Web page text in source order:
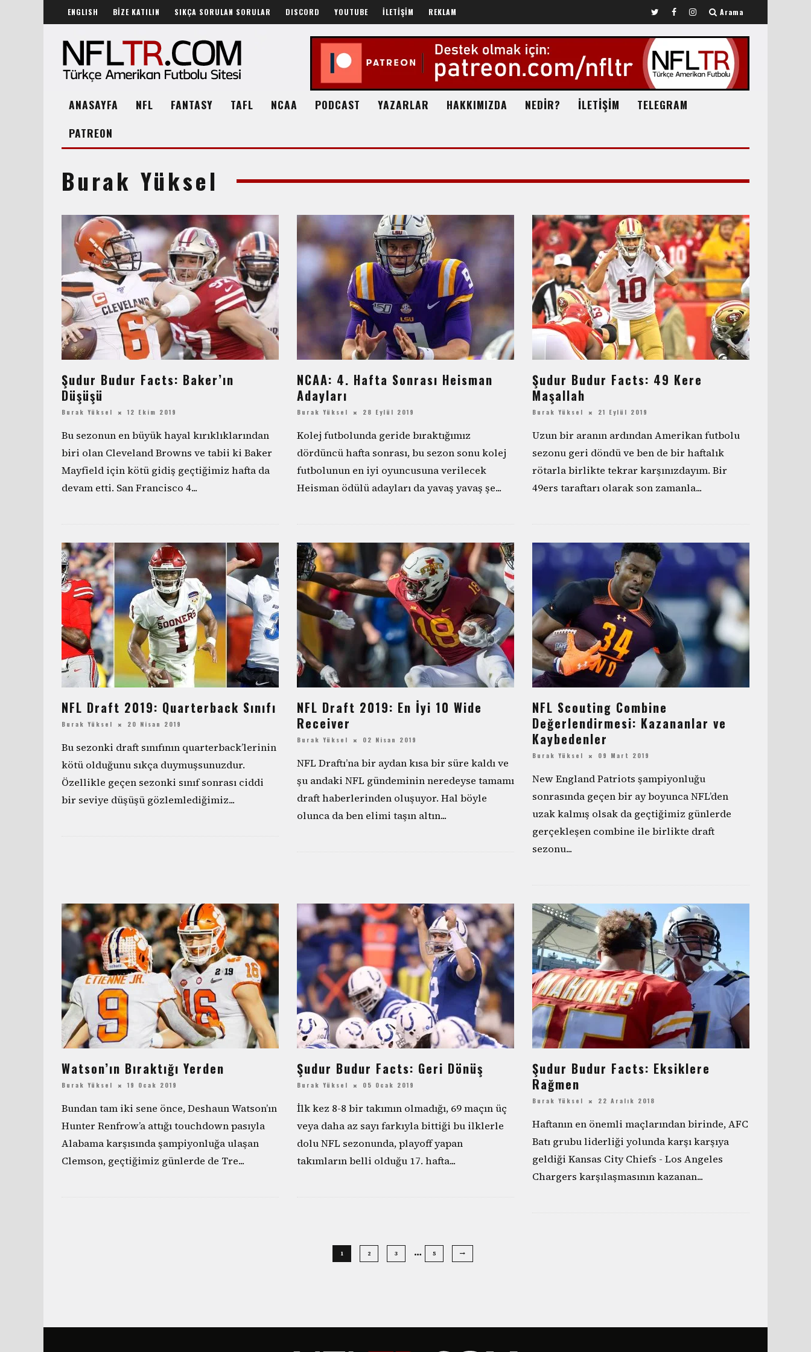
ENGLISH BİZE KATILIN SIKÇA SORULAN SORULAR DISCORD YOUTUBE İLETİŞİM REKLAM Arama
ANASAYFA NFL FANTASY TAFL NCAA PODCAST YAZARLAR HAKKIMIZDA NEDİR? İLETİŞİM
TELEGRAM
PATREON
Burak Yüksel
Şudur Budur Facts: Baker’ın
Düşüşü
Burak Yüksel 12 Ekim 2019
Bu sezonun en büyük hayal kırıklıklarından
biri olan Cleveland Browns ve tabii ki Baker
Mayfield için kötü gidiş geçtiğimiz hafta da
devam etti. San Francisco 4...
NCAA: 4. Hafta Sonrası Heisman
Adayları
Burak Yüksel 28 Eylül 2019
Kolej futbolunda geride bıraktığımız
dördüncü hafta sonrası, bu sezon sonu kolej
futbolunun en iyi oyuncusuna verilecek
Heisman ödülü adayları da yavaş yavaş şe...
Şudur Budur Facts: 49 Kere
Maşallah
Burak Yüksel 21 Eylül 2019
Uzun bir aranın ardından Amerikan futbolu
sezonu geri döndü ve ben de bir haftalık
rötarla birlikte tekrar karşınızdayım. Bir
49ers taraftarı olarak son zamanla...
NFL Draft 2019: Quarterback Sınıfı
Burak Yüksel 20 Nisan 2019
Bu sezonki draft sınıfının quarterback’lerinin
kötü olduğunu sıkça duymuşsunuzdur.
Özellikle geçen sezonki sınıf sonrası ciddi
bir seviye düşüşü gözlemlediğimiz...
NFL Draft 2019: En İyi 10 Wide
Receiver
Burak Yüksel 02 Nisan 2019
NFL Draftı’na bir aydan kısa bir süre kaldı ve
şu andaki NFL gündeminin neredeyse tamamı
draft haberlerinden oluşuyor. Hal böyle
olunca da ben elimi taşın altın...
NFL Scouting Combine
Değerlendirmesi: Kazananlar ve
Kaybedenler
Burak Yüksel 09 Mart 2019
New England Patriots şampiyonluğu
sonrasında geçen bir ay boyunca NFL’den
uzak kalmış olsak da geçtiğimiz günlerde
gerçekleşen combine ile birlikte draft
sezonu...
Watson’ın Bıraktığı Yerden
Burak Yüksel 19 Ocak 2019
Bundan tam iki sene önce, Deshaun Watson’ın
Hunter Renfrow’a attığı touchdown pasıyla
Alabama karşısında şampiyonluğa ulaşan
Clemson, geçtiğimiz günlerde de Tre...
Şudur Budur Facts: Geri Dönüş
Burak Yüksel 05 Ocak 2019
İlk kez 8-8 bir takımın olmadığı, 69 maçın üç
veya daha az sayı farkıyla bittiği bu ilklerle
dolu NFL sezonunda, playoff yapan
takımların belli olduğu 17. hafta...
Şudur Budur Facts: Eksiklere
Rağmen
Burak Yüksel 22 Aralık 2018
Haftanın en önemli maçlarından birinde, AFC
Batı grubu liderliği yolunda karşı karşıya
geldiği Kansas City Chiefs - Los Angeles
Chargers karşılaşmasının kazanan...
1 2 3 … 5